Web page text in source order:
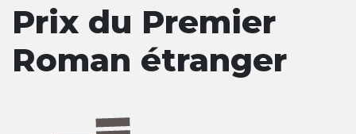
Prix du Premier
Roman étranger